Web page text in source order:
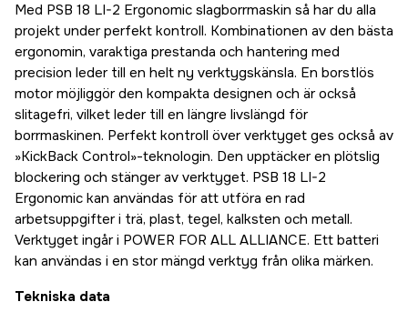
Med PSB 18 LI-2 Ergonomic slagborrmaskin så har du alla
projekt under perfekt kontroll. Kombinationen av den bästa
ergonomin, varaktiga prestanda och hantering med
precision leder till en helt ny verktygskänsla. En borstlös
motor möjliggör den kompakta designen och är också
slitagefri, vilket leder till en längre livslängd för
borrmaskinen. Perfekt kontroll över verktyget ges också av
»KickBack Control»-teknologin. Den upptäcker en plötslig
blockering och stänger av verktyget. PSB 18 LI-2
Ergonomic kan användas för att utföra en rad
arbetsuppgifter i trä, plast, tegel, kalksten och metall.
Verktyget ingår i POWER FOR ALL ALLIANCE. Ett batteri
kan användas i en stor mängd verktyg från olika märken.
Tekniska data